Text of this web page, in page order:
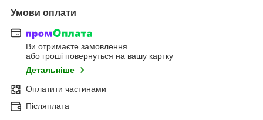
Умови оплати
Ви отримаєте замовлення
або гроші повернуться на вашу картку
Детальніше
Оплатити частинами
Післяплата